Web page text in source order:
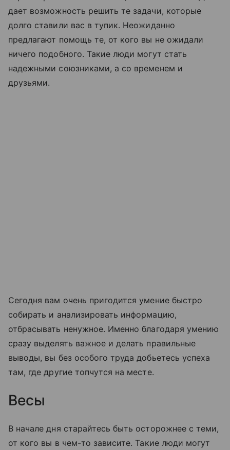
дает возможность решить те задачи, которые
долго ставили вас в тупик. Неожиданно
предлагают помощь те, от кого вы не ожидали
ничего подобного. Такие люди могут стать
надежными союзниками, а со временем и
друзьями.
Сегодня вам очень пригодится умение быстро
собирать и анализировать информацию,
отбрасывать ненужное. Именно благодаря умению
сразу выделять важное и делать правильные
выводы, вы без особого труда добьетесь успеха
там, где другие топчутся на месте.
Весы
В начале дня старайтесь быть осторожнее с теми,
от кого вы в чем-то зависите. Такие люди могут